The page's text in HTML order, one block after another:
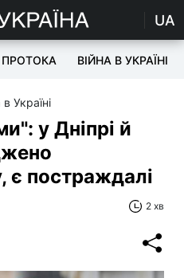
UA
ВІЙНА В УКРАЇНІ
в Україні
у Дніпрі й
є постраждалі
2 хв